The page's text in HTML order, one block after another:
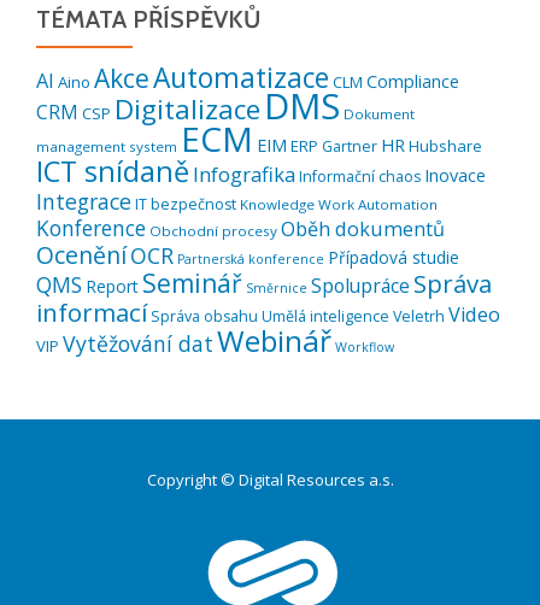
TÉMATA PŘÍSPĚVKŮ
AI Aino AkceAutomatizace CLM Compliance
CRM CSP Digitalizace DMS Dokument
management system ECM EIM ERP Gartner HR Hubshare
ICT snídaně InfografikaInformační chaos Inovace
IntegraceIT bezpečnost Knowledge Work Automation
Konference Obchodní procesy Oběh dokumentů
OceněníOCR Partnerská konference Případová studie
QMS Report Seminář Směrnice Spolupráce Správa
informací Správa obsahu Umělá inteligence Veletrh Video
VIP Vytěžování datWebinář Workflow
Copyright © Digital Resources a.s.